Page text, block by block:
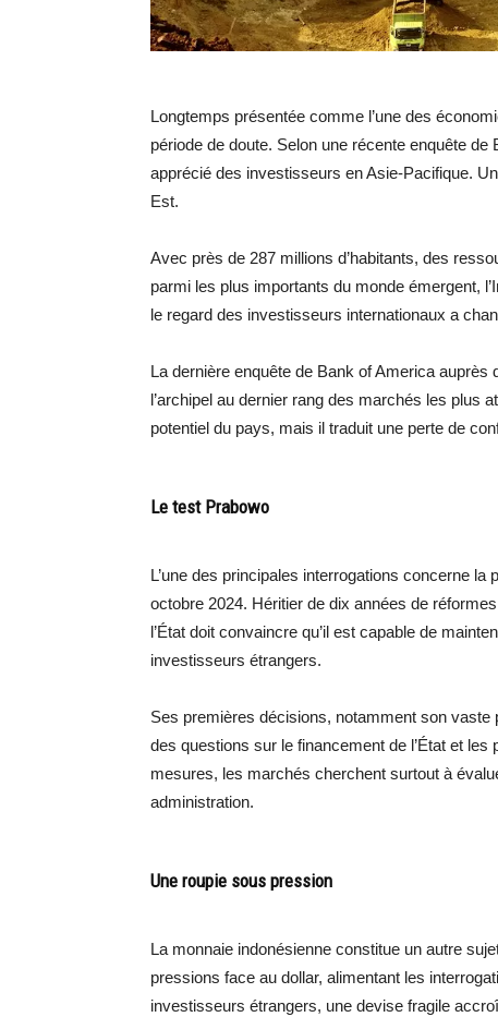
Longtemps présentée comme l’une des
période de doute. Selon une récente enquête
apprécié des investisseurs en Asie-Pacifique.
Est.
Avec près de 287 millions d’habitants, des
parmi les plus importants du monde émergent,
le regard des investisseurs internationaux a
La dernière enquête de Bank of America
l’archipel au dernier rang des marchés les plus
potentiel du pays, mais il traduit une perte de
Le test Prabowo
L’une des principales interrogations concerne
octobre 2024. Héritier de dix années de
l’État doit convaincre qu’il est capable de
investisseurs étrangers.
Ses premières décisions, notamment son
des questions sur le financement de l’État et
mesures, les marchés cherchent surtout à
administration.
Une roupie sous pression
La monnaie indonésienne constitue un autre
pressions face au dollar, alimentant les
investisseurs étrangers, une devise fragile